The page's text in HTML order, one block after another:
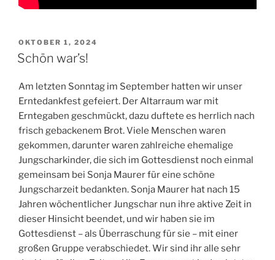
VERÖFFENTLICHT
AM
OKTOBER 1, 2024
Schön war’s!
Am letzten Sonntag im September hatten wir unser
Erntedankfest gefeiert. Der Altarraum war mit
Erntegaben geschmückt, dazu duftete es herrlich nach
frisch gebackenem Brot. Viele Menschen waren
gekommen, darunter waren zahlreiche ehemalige
Jungscharkinder, die sich im Gottesdienst noch einmal
gemeinsam bei Sonja Maurer für eine schöne
Jungscharzeit bedankten. Sonja Maurer hat nach 15
Jahren wöchentlicher Jungschar nun ihre aktive Zeit in
dieser Hinsicht beendet, und wir haben sie im
Gottesdienst – als Überraschung für sie – mit einer
großen Gruppe verabschiedet. Wir sind ihr alle sehr